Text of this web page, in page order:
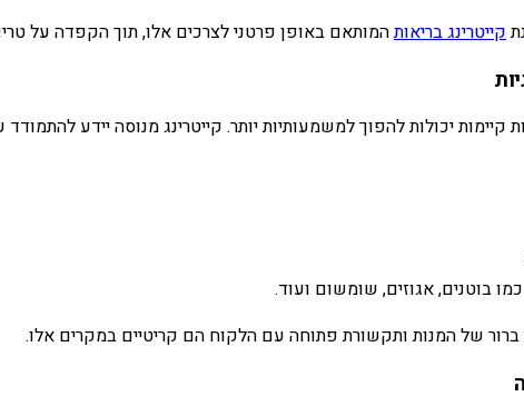
קייטרינג בריאותהמותאם באופן פרטני לצרכים אלו, תוך הקפדה על
קיימות יכולות להפוך למשמעותיות יותר. קייטרינג מנוסה יידע
בוטנים, אגוזים, שומשום ועוד.
של המנות ותקשורת פתוחה עם הלקוח הם קריטיים במקרים אלו.